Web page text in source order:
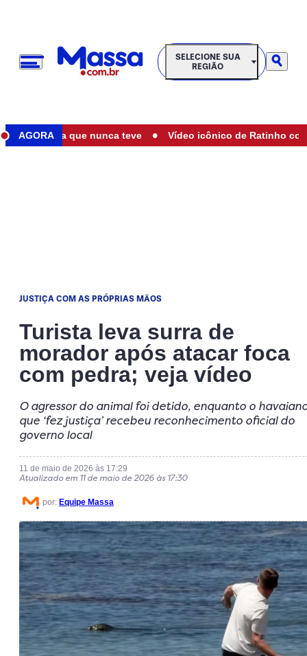
SELECIONE SUA REGIÃO
SELECIONE SUA
REGIÃO
AGORA
filha que nunca teve • Vídeo icônico de Ratinho com
JUSTIÇA COM AS PRÓPRIAS MÃOS
Turista leva surra de
morador após atacar foca
com pedra; veja vídeo
O agressor do animal foi detido, enquanto o
que ‘fez justiça’ recebeu reconhecimento oficial do
governo local
11 de maio de 2026 às 17:29
Atualizado em 11 de maio de 2026 às 17:30
por: Equipe Massa